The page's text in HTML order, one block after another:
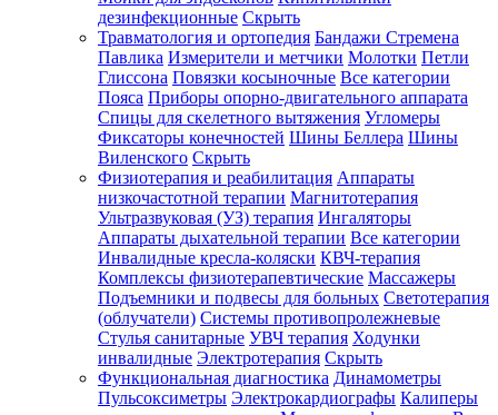
дезинфекционные Скрыть
Травматология и ортопедия Бандажи Стремена
Павлика Измерители и метчики Молотки Петли
Глиссона Повязки косыночные Все категории
Пояса Приборы опорно-двигательного аппарата
Спицы для скелетного вытяжения Угломеры
Фиксаторы конечностей Шины Беллера Шины
Виленского Скрыть
Физиотерапия и реабилитация Аппараты
низкочастотной терапии Магнитотерапия
Ультразвуковая (УЗ) терапия Ингаляторы
Аппараты дыхательной терапии Все категории
Инвалидные кресла-коляски КВЧ-терапия
Комплексы физиотерапевтические Массажеры
Подъемники и подвесы для больных Светотерапия
(облучатели) Системы противопролежневые
Стулья санитарные УВЧ терапия Ходунки
инвалидные Электротерапия Скрыть
Функциональная диагностика Динамометры
Пульсоксиметры Электрокардиографы Калиперы